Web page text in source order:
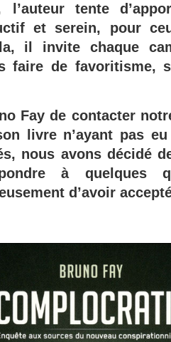
l’auteur tente
et serein, pour
il invite chaque
faire de favoritisme,
Fay de contacter
livre n’ayant pas
nous avons décidé
à quelques
d’avoir